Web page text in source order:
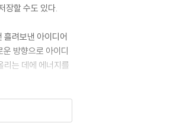
장할 수도 있다.
흘려보낸 아이디어
방향으로 아이디
리는 데에 에너지를